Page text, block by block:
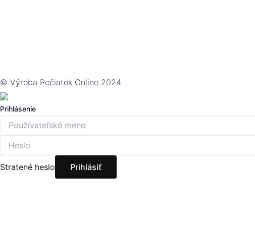
© Výroba Pečiatok Online 2024
Prihlásenie
Stratené heslo